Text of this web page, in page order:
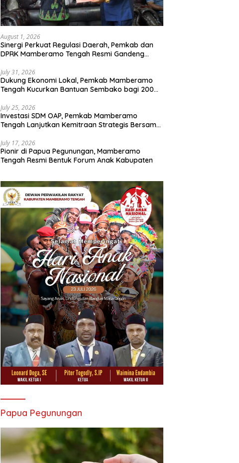
August 1, 2026
Sinergi Perkuat Regulasi Daerah, Pemkab dan
DPRK Mamberamo Tengah Resmi Gandeng
July 31, 2026
Dukung Ekonomi Lokal, Pemkab Mamberamo
Tengah Kucurkan Bantuan Sembako bagi 200
July 25, 2026
Investasi SDM OAP, Pemkab Mamberamo
Tengah Lanjutkan Kemitraan Strategis Bersama
July 17, 2026
Pionir di Papua Pegunungan, Mamberamo
Tengah Resmi Bentuk Forum Anak Kabupaten
Papua Pegunungan